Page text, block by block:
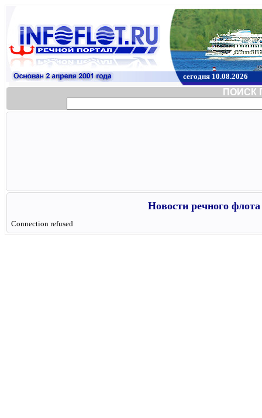
сегодня 10.08.2026
ПОИСК
Новости речного
Connection refused